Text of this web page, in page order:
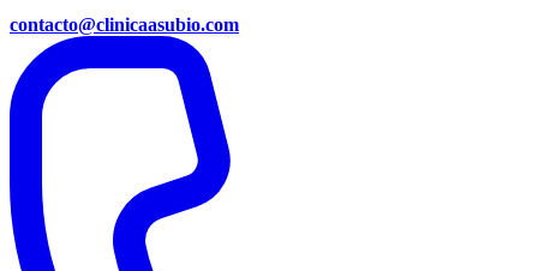
contacto@clinicaasubio.com